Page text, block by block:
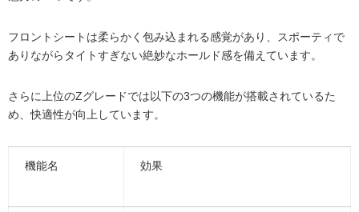
フロントシートは柔らかく包み込まれる感覚があり、スポーティで
ありながらタイトすぎない絶妙なホールド感を備えています。
さらに上位のZグレードでは以下の3つの機能が搭載されているた
め、快適性が向上しています。
機能名 効果